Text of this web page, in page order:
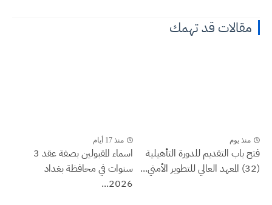
مقالات قد تهمك
منذ يوم
فتح باب التقديم للدورة التأهيلية
(32) المعهد العالي للتطوير الأمني...
منذ 17 أيام
اسماء المقبولين بصفة عقد 3
سنوات في محافظة بغداد
2026...